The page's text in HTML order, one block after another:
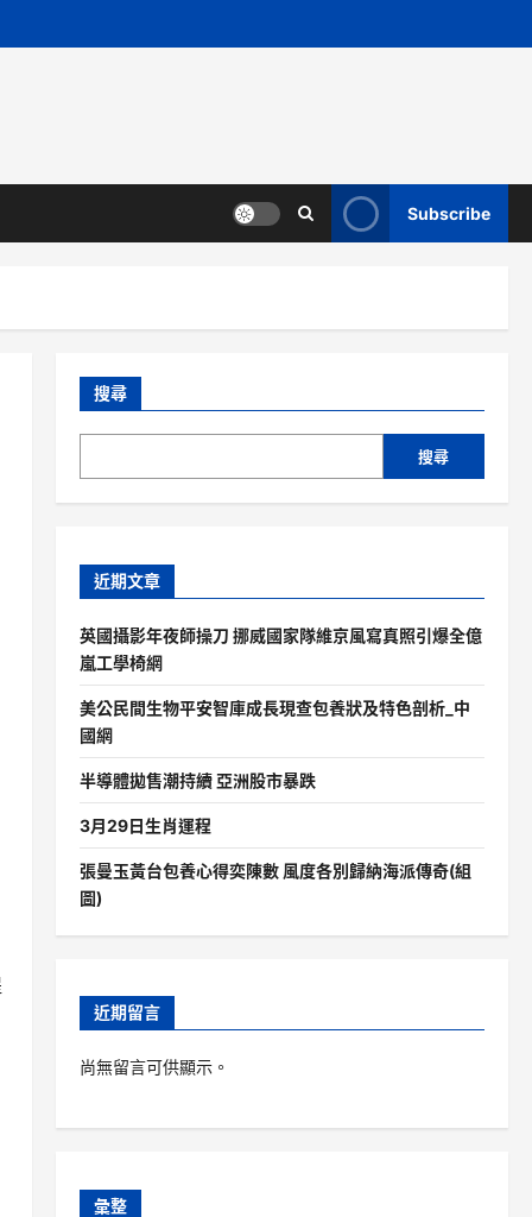
Subscribe
搜尋
搜尋
近期文章
英國攝影年夜師操刀 挪威國家隊維京風寫真照引爆全億
嵐工學椅網
美公民間生物平安智庫成長現查包養狀及特色剖析_中
國網
半導體拋售潮持續 亞洲股市暴跌
3月29日生肖運程
張曼玉黃台包養心得奕陳數 風度各別歸納海派傳奇(組
圖)
近期留言
尚無留言可供顯示。
彙整